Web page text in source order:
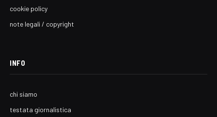
cookie policy
note legali / copyright
INFO
chi siamo
testata giornalistica